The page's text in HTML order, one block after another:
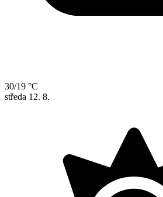
30/19 °C
středa 12. 8.